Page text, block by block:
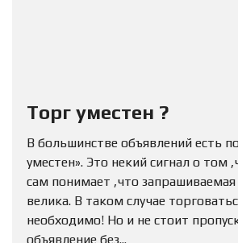
Торг уместен ?
В большинстве объявлений есть
уместен». Это некий сигнал о том
сам понимает ,что
велика. В таком случае
необходимо! Но и не стоит
объявление без...